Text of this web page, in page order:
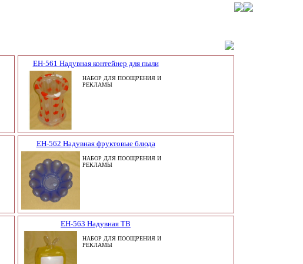
EH-561 Надувная контейнер для пыли
НАБОР ДЛЯ ПООЩРЕНИЯ И
РЕКЛАМЫ
EH-562 Надувная фруктовые блюда
НАБОР ДЛЯ ПООЩРЕНИЯ И
РЕКЛАМЫ
EH-563 Надувная ТВ
НАБОР ДЛЯ ПООЩРЕНИЯ И
РЕКЛАМЫ